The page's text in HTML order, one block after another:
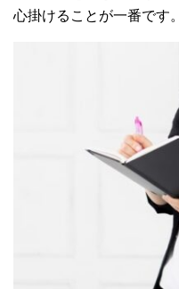
心掛けることが一番です。